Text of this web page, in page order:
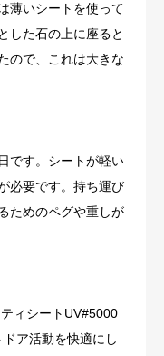
薄いシートを使って
した石の上に座ると
ので、これは大きな
です。シートが軽い
必要です。持ち運び
ためのペグや重しが
ィシートUV#5000
ア活動を快適にし